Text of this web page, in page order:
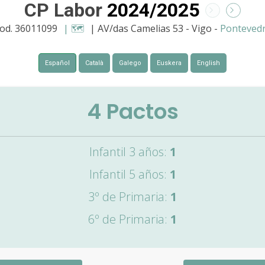
CP Labor 2024/2025
36011099 | 🗺️ | AV/das Camelias 53 - Vigo -
Español Català Galego Euskera English
4 Pactos
Infantil 3 años: 1
Infantil 5 años: 1
3º de Primaria: 1
6º de Primaria: 1